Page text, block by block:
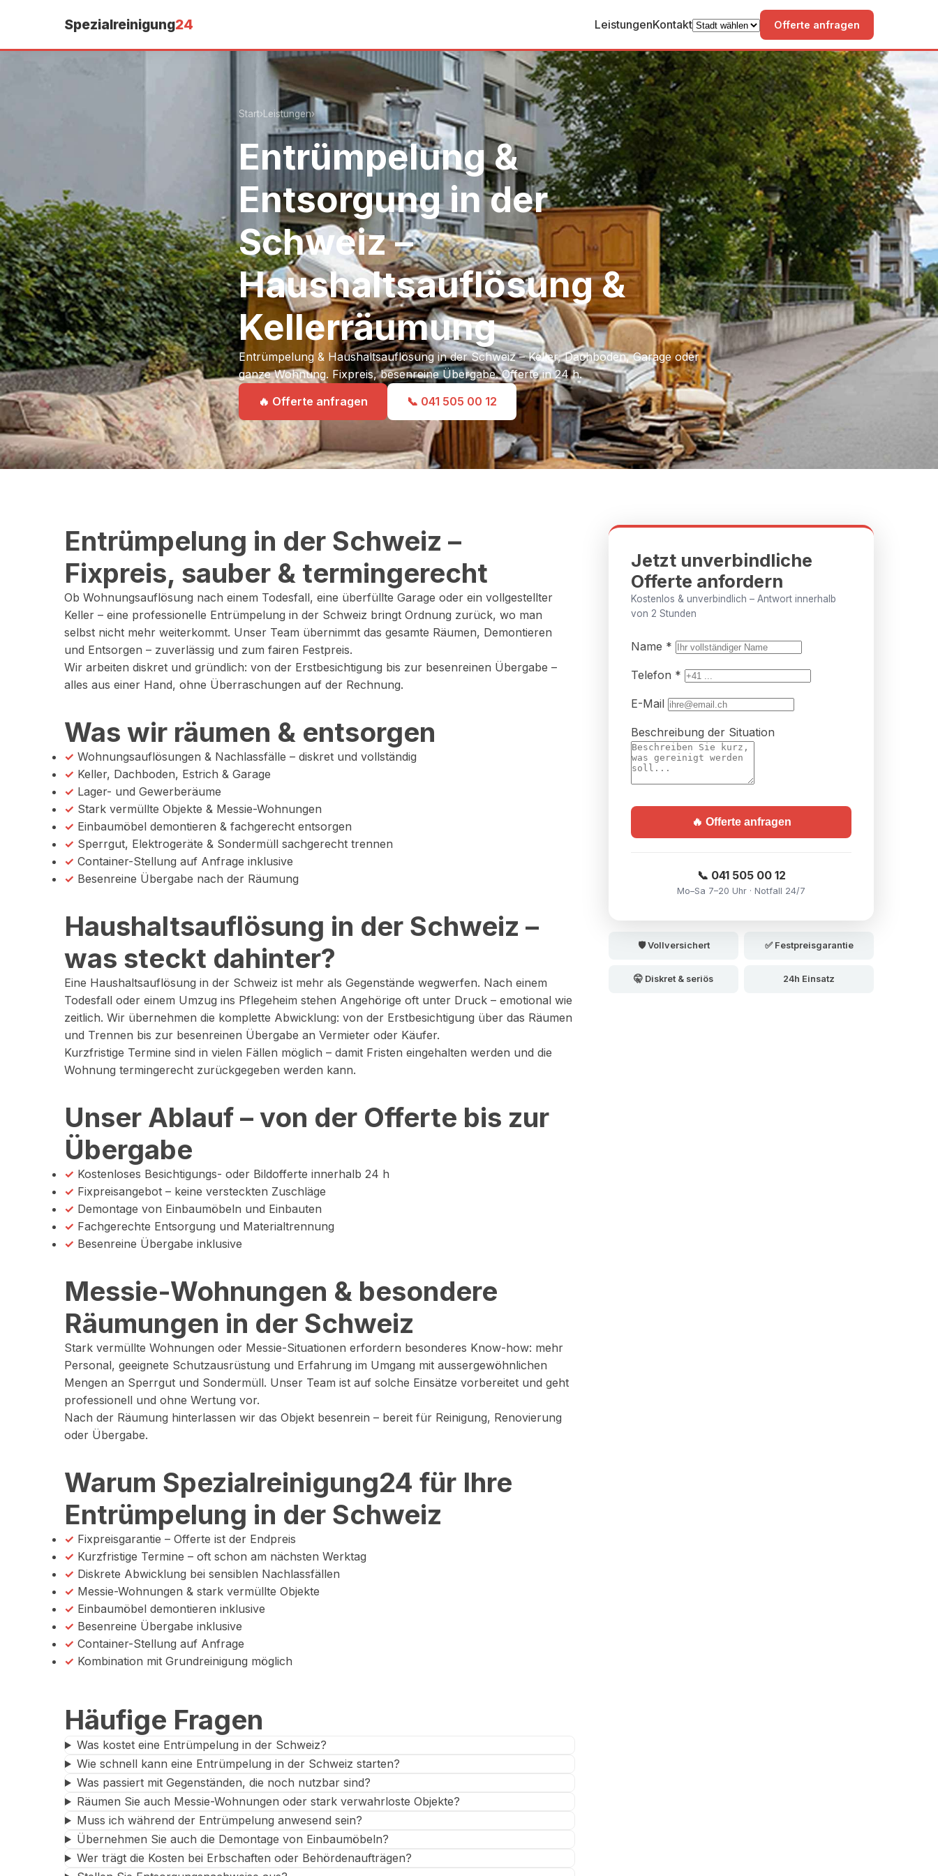
Spezialreinigung24 LeistungenKontakt Offerte anfragen
Start› Leistungen›
Entrümpelung &
Entsorgung in der
Schweiz –
Haushaltsauflösung &
Kellerräumung
Entrümpelung & Haushaltsauflösung in der Schweiz – Keller, Dachboden, Garage oder
ganze Wohnung. Fixpreis, besenreine Übergabe. Offerte in 24 h.
🔥 Offerte anfragen
📞 041 505 00 12
Entrümpelung in der Schweiz –
Fixpreis, sauber & termingerecht
Ob Wohnungsauflösung nach einem Todesfall, eine überfüllte Garage oder ein vollgestellter
Keller – eine professionelle Entrümpelung in der Schweiz bringt Ordnung zurück, wo man
selbst nicht mehr weiterkommt. Unser Team übernimmt das gesamte Räumen, Demontieren
und Entsorgen – zuverlässig und zum fairen Festpreis.
Wir arbeiten diskret und gründlich: von der Erstbesichtigung bis zur besenreinen Übergabe –
alles aus einer Hand, ohne Überraschungen auf der Rechnung.
Was wir räumen & entsorgen
✓ Wohnungsauflösungen & Nachlassfälle – diskret und vollständig
✓ Keller, Dachboden, Estrich & Garage
✓ Lager- und Gewerberäume
✓ Stark vermüllte Objekte & Messie-Wohnungen
✓ Einbaumöbel demontieren & fachgerecht entsorgen
✓ Sperrgut, Elektrogeräte & Sondermüll sachgerecht trennen
✓ Container-Stellung auf Anfrage inklusive
✓ Besenreine Übergabe nach der Räumung
Haushaltsauflösung in der Schweiz –
was steckt dahinter?
Eine Haushaltsauflösung in der Schweiz ist mehr als Gegenstände wegwerfen. Nach einem
Todesfall oder einem Umzug ins Pflegeheim stehen Angehörige oft unter Druck – emotional wie
zeitlich. Wir übernehmen die komplette Abwicklung: von der Erstbesichtigung über das Räumen
und Trennen bis zur besenreinen Übergabe an Vermieter oder Käufer.
Kurzfristige Termine sind in vielen Fällen möglich – damit Fristen eingehalten werden und die
Wohnung termingerecht zurückgegeben werden kann.
Unser Ablauf – von der Offerte bis zur
Übergabe
✓ Kostenloses Besichtigungs- oder Bildofferte innerhalb 24 h
✓ Fixpreisangebot – keine versteckten Zuschläge
✓ Demontage von Einbaumöbeln und Einbauten
✓ Fachgerechte Entsorgung und Materialtrennung
✓ Besenreine Übergabe inklusive
Messie-Wohnungen & besondere
Räumungen in der Schweiz
Stark vermüllte Wohnungen oder Messie-Situationen erfordern besonderes Know-how: mehr
Personal, geeignete Schutzausrüstung und Erfahrung im Umgang mit aussergewöhnlichen
Mengen an Sperrgut und Sondermüll. Unser Team ist auf solche Einsätze vorbereitet und geht
professionell und ohne Wertung vor.
Nach der Räumung hinterlassen wir das Objekt besenrein – bereit für Reinigung, Renovierung
oder Übergabe.
Warum Spezialreinigung24 für Ihre
Entrümpelung in der Schweiz
✓ Fixpreisgarantie – Offerte ist der Endpreis
✓ Kurzfristige Termine – oft schon am nächsten Werktag
✓ Diskrete Abwicklung bei sensiblen Nachlassfällen
✓ Messie-Wohnungen & stark vermüllte Objekte
✓ Einbaumöbel demontieren inklusive
✓ Besenreine Übergabe inklusive
✓ Container-Stellung auf Anfrage
✓ Kombination mit Grundreinigung möglich
Häufige Fragen
Was kostet eine Entrümpelung in der Schweiz?
Wie schnell kann eine Entrümpelung in der Schweiz starten?
Was passiert mit Gegenständen, die noch nutzbar sind?
Räumen Sie auch Messie-Wohnungen oder stark verwahrloste Objekte?
Muss ich während der Entrümpelung anwesend sein?
Übernehmen Sie auch die Demontage von Einbaumöbeln?
Wer trägt die Kosten bei Erbschaften oder Behördenaufträgen?
Jetzt unverbindliche
Offerte anfordern
Kostenlos & unverbindlich – Antwort innerhalb
von 2 Stunden
Name *
Telefon *
E-Mail
Beschreibung der Situation
🔥 Offerte anfragen
📞 041 505 00 12
Mo–Sa 7–20 Uhr · Notfall 24/7
🛡️ Vollversichert ✅ Festpreisgarantie
🤫 Diskret & seriös 24h Einsatz